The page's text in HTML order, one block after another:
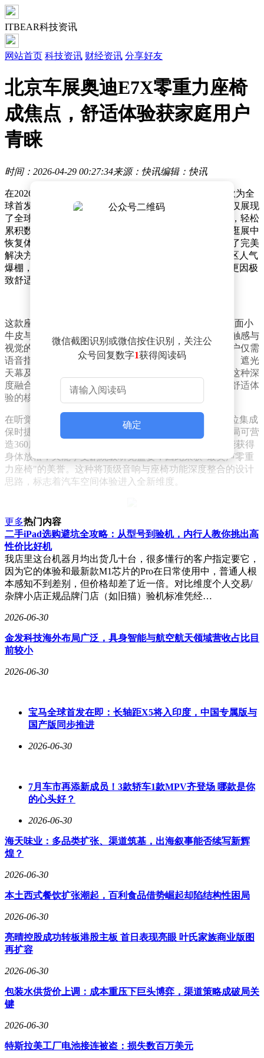
ITBEAR科技资讯
网站首页 科技资讯 财经资讯 分享好友
北京车展奥迪E7X零重力座椅
成焦点，舒适体验获家庭用户
青睐
时间：2026-04-29 00:27:34来源：快讯编辑：快讯
在2026北京车展上，1400余款新车集中亮相，其中181款为全
球首发车型，刷新了历史纪录。双馆联动的展览模式不仅展现
了全球领先的规模，更让参观者在领略前沿科技的同时，轻松
累积数万步的观展里程。对于车迷而言，如何在高强度逛展中
恢复体力成为热门话题，而零重力座椅的出现恰好提供了完美
解决方案。上汽奥迪展台因E7X车型的零重力座椅体验区人气
爆棚，甚至被网友戏称为"车展养生区"，其副驾驶座椅更因极
致舒适性成为焦点。
这款座椅的豪华配置堪称行业标杆：采用FeinNappa全粒面小
牛皮与北美天然原木饰板组合，通过手工打磨工艺实现触感与
视觉的双重享受。更引人注目的是其智能交互系统，用户仅需
语音指令即可联动调节座椅角度、空调温度、氛围灯效、遮光
天幕及音响系统，瞬间将车内空间转化为移动休憩舱。这种深
度融合科技与人文关怀的设计，精准切中了家庭用户对舒适体
验的核心需求。
在听觉享受方面，E7X展现出突破性创新。座椅头枕部位集成
保时捷同源的百万级Bose音响系统，其超近场扬声器布局可营
造360度环绕声场。这项技术使乘客在零重力姿态下既能获得
身体放松，又能享受剧院级听觉盛宴，因此荣获"最美声零重
力座椅"的美誉。这种将顶级音响与座椅功能深度整合的设计
思路，标志着汽车空间体验进入全新维度。
市场数据印证了这种产品策略的成功。3月份奥迪E5 Sportback
以2630台的销量创下品牌豪华纯电车型单月纪录，今年一季度
累计销量突破万辆，同比增长28%。这些成绩的取得，既源于
奥迪百年豪华基因的传承，更得益于对中国消费者需求的深度
洞察。从E5 Sportback到即将上市的E7X，上汽奥迪正通过持
续创新构建差异化竞争优势，其电动化转型路径已显现清晰轮
廓。
在竞争激烈的豪华电动车市场，上汽奥迪选择以场景化体验破
局。E7X零重力座椅的走红，本质上是品牌将"用户思维"转化
为产品力的成功实践。当其他品牌仍在比拼参数时，奥迪已通
过空间重构、感官沉浸等创新手段，重新定义了豪华电动车的
价值标准。这种转变不仅体现在座椅设计上，更贯穿于整个产
微信截图识别或微信按住识别，关注公
众号回复数字1获得阅读码
确定
更多热门内容
二手iPad选购避坑全攻略：从型号到验机，内行人教你挑出高
性价比好机
我店里这台机器月均出货几十台，很多懂行的客户指定要它，
因为它的体验和最新款M1芯片的Pro在日常使用中，普通人根
本感知不到差别，但价格却差了近一倍。对比维度个人交易/
杂牌小店正规品牌门店（如旧猫）验机标准凭经…
2026-06-30
金发科技海外布局广泛，具身智能与航空航天领域营收占比目
前较小
2026-06-30
宝马全球首发在即：长轴距X5将入印度，中国专属版与
国产版同步推进
2026-06-30
7月车市再添新成员！3款轿车1款MPV齐登场 哪款是你
的心头好？
2026-06-30
海天味业：多品类扩张、渠道筑基，出海叙事能否续写新辉
煌？
2026-06-30
本土西式餐饮扩张潮起，百利食品借势崛起却陷结构性困局
2026-06-30
亮晴控股成功转板港股主板 首日表现亮眼 叶氏家族商业版图
再扩容
2026-06-30
包装水供货价上调：成本重压下巨头博弈，渠道策略成破局关
键
2026-06-30
特斯拉美工厂电池接连被盗：损失数百万美元